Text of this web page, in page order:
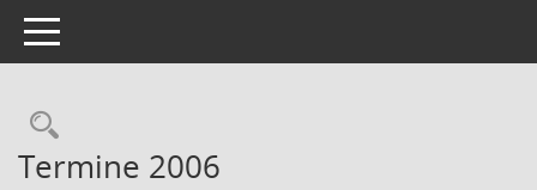
Toggle navigation
Rechercheauswahl
Termine 2006